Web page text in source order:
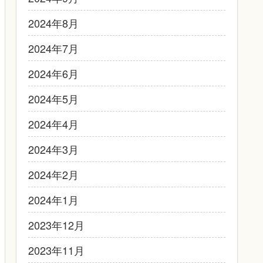
2024年8月
2024年7月
2024年6月
2024年5月
2024年4月
2024年3月
2024年2月
2024年1月
2023年12月
2023年11月